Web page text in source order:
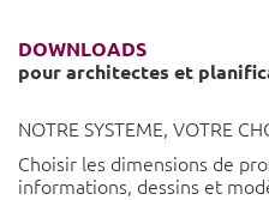
DOWNLOADS
pour architectes et
NOTRE SYSTEME, VOTRE
Choisir les dimensions de
informations, dessins et